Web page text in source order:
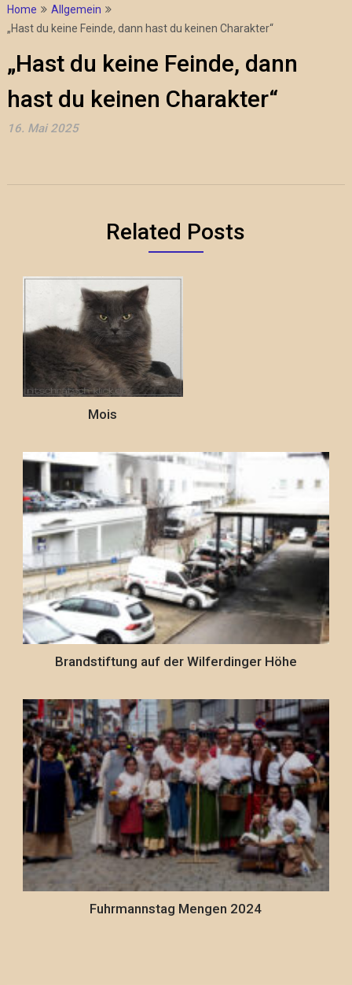
Home
Allgemein
„Hast du keine Feinde, dann hast du keinen Charakter“
„Hast du keine Feinde, dann
hast du keinen Charakter“
16. Mai 2025
Related Posts
Mois
Brandstiftung auf der Wilferdinger Höhe
Fuhrmannstag Mengen 2024